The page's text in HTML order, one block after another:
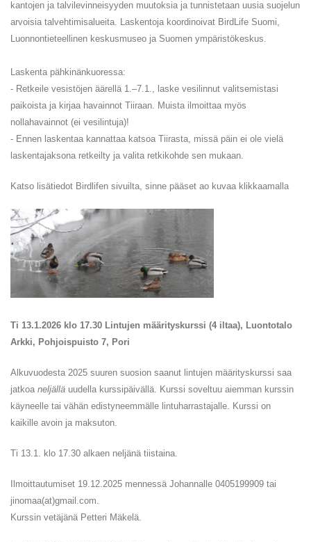
kantojen ja talvilevinneisyyden muutoksia ja tunnistetaan uusia suojelun
arvoisia talvehtimisalueita. Laskentoja koordinoivat BirdLife Suomi,
Luonnontieteellinen keskusmuseo ja Suomen ympäristökeskus.
Laskenta pähkinänkuoressa:
- Retkeile vesistöjen äärellä 1.–7.1., laske vesilinnut valitsemistasi
paikoista ja kirjaa havainnot Tiiraan. Muista ilmoittaa myös
nollahavainnot (ei vesilintuja)!
- Ennen laskentaa kannattaa katsoa Tiirasta, missä päin ei ole vielä
laskentajaksona retkeilty ja valita retkikohde sen mukaan.
Katso lisätiedot Birdlifen sivuilta, sinne pääset ao kuvaa klikkaamalla
Ti 13.1.2026 klo 17.30 Lintujen määrityskurssi (4 iltaa), Luontotalo
Arkki, Pohjoispuisto 7, Pori
Alkuvuodesta 2025 suuren suosion saanut lintujen määrityskurssi saa
jatkoa neljällä uudella kurssipäivällä. Kurssi soveltuu aiemman kurssin
käyneelle tai vähän edistyneemmälle lintuharrastajalle. Kurssi on
kaikille avoin ja maksuton.
Ti 13.1. klo 17.30 alkaen neljänä tiistaina.
Ilmoittautumiset 19.12.2025 mennessä Johannalle 0405199909 tai
jinomaa(at)gmail.com.
Kurssin vetäjänä Petteri Mäkelä.